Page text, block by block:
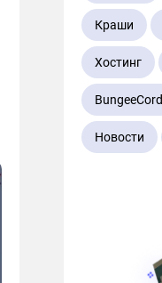
Краши
Хостинг
BungeeCord
Новости